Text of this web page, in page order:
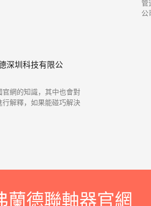
深圳科技有限公
網的知識，其中也會對
解釋，如果能碰巧解決
蘭德聯軸器官網